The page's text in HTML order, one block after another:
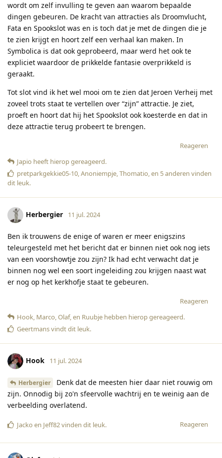
wordt om zelf invulling te geven aan waarom bepaalde
dingen gebeuren. De kracht van attracties als Droomvlucht,
Fata en Spookslot was en is toch dat je met de dingen die je
te zien krijgt en hoort zelf een verhaal kan maken. In
Symbolica is dat ook geprobeerd, maar werd het ook te
expliciet waardoor de prikkelde fantasie overprikkeld is
geraakt.
Tot slot vind ik het wel mooi om te zien dat Jeroen Verheij met
zoveel trots staat te vertellen over “zijn” attractie. Je ziet,
proeft en hoort dat hij het Spookslot ook koesterde en dat in
deze attractie terug probeert te brengen.
Reageren
Japio heeft hierop gereageerd.
pretparkgekkie05-10,Anoniempje,Thomatio, en 5anderen vinden
dit leuk.
Herbergier 11 jul. 2024
Ben ik trouwens de enige of waren er meer enigszins
teleurgesteld met het bericht dat er binnen niet ook nog iets
van een voorshowtje zou zijn? Ik had echt verwacht dat je
binnen nog wel een soort ingeleiding zou krijgen naast wat
er nog op het kerkhofje staat te gebeuren.
Reageren
Hook, Marco,Olaf, en Ruubje hebben hierop gereageerd.
Geertmansvindt dit leuk.
Hook 11 jul. 2024
Herbergier
Denk dat de meesten hier daar niet rouwig om
zijn. Onnodig bij zo'n sfeervolle wachtrij en te weinig aan de
verbeelding overlatend.
Reageren
Jacko en Jeff82vinden dit leuk.